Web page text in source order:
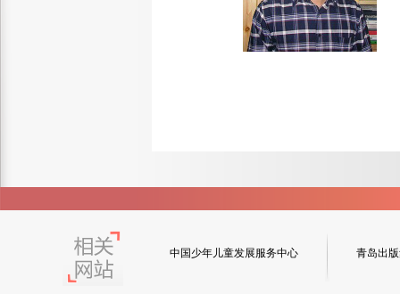
中国少年儿童发展服务中心 青岛出